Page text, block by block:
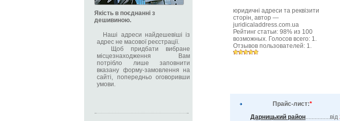
Якість в поєднанні з
дешивиною.
Наші адреси найдешевіші із
адрес не масової реєстрації.
Щоб придбати вибране
місцезнаходження Вам
потрібло лише заповнити
вказану форму-замовлення на
сайті, попередньо оговоривши
умови.
юридичні адреси та реквізити
сторін, автор —
juridicaladdress.com.ua
Рейтинг статьи: 98% из 100
возможных. Голосов всего: 1.
Отзывов пользователей: 1.
Прайс-лист:*
Дарницький район................від